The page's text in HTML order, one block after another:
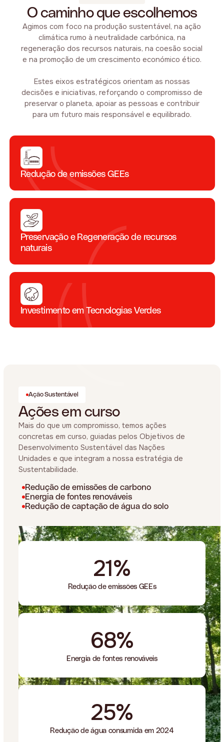
O caminho que escolhemos
Agimos com foco na produção sustentável, na ação
climática rumo à neutralidade carbónica, na
regeneração dos recursos naturais, na coesão social
e na promoção de um crescimento económico ético.
Estes eixos estratégicos orientam as nossas
decisões e iniciativas, reforçando o compromisso de
preservar o planeta, apoiar as pessoas e contribuir
para um futuro mais responsável e equilibrado.
Redução de emissões GEEs
Preservação e Regeneração de recursos
naturais
Investimento em Tecnologias Verdes
Ação Sustentável
Ações em curso
Mais do que um compromisso, temos ações
concretas em curso, guiadas pelos Objetivos de
Desenvolvimento Sustentável das Nações
Unidades e que integram a nossa estratégia de
Sustentabilidade.
Redução de emissões de carbono
Energia de fontes renováveis
Redução de captação de água do solo
21%
Redução de emissões GEEs
68%
Energia de fontes renováveis
25%
Redução de água consumida em 2024